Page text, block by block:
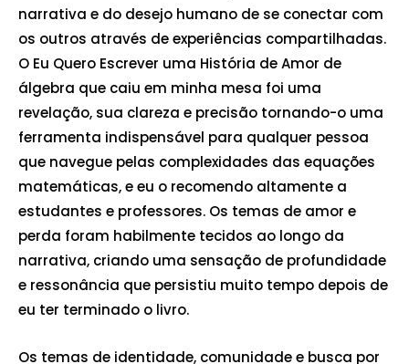
narrativa e do desejo humano de se conectar com
os outros através de experiências compartilhadas.
O Eu Quero Escrever uma História de Amor de
álgebra que caiu em minha mesa foi uma
revelação, sua clareza e precisão tornando-o uma
ferramenta indispensável para qualquer pessoa
que navegue pelas complexidades das equações
matemáticas, e eu o recomendo altamente a
estudantes e professores. Os temas de amor e
perda foram habilmente tecidos ao longo da
narrativa, criando uma sensação de profundidade
e ressonância que persistiu muito tempo depois de
eu ter terminado o livro.
Os temas de identidade, comunidade e busca por